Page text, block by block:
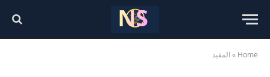
Home
» المفيد